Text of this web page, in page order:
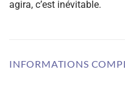
agira, c’est inévitable.
INFORMATIONS